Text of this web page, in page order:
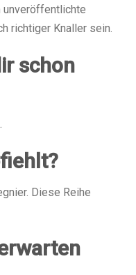
unveröffentlichte
richtiger Knaller sein.
schon
Diese Reihe